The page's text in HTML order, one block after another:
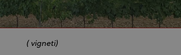
( vigneti)